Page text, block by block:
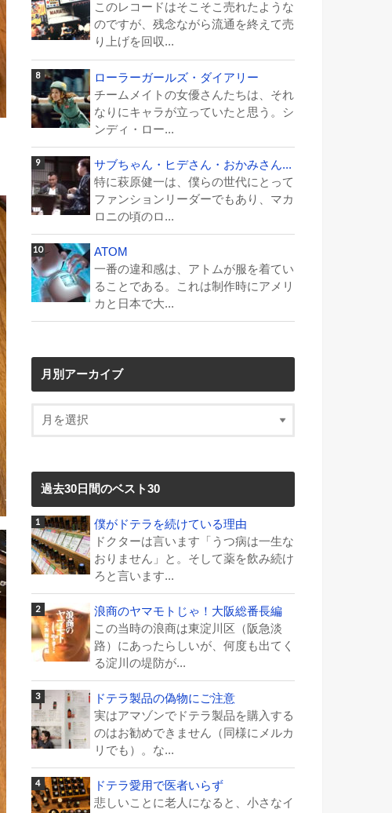
このレコードはそこそこ売れたような
のですが、残念ながら流通を終えて売
り上げを回収...
ローラーガールズ・ダイアリー
チームメイトの女優さんたちは、それ
なりにキャラが立っていたと思う。シ
ンディ・ロー...
サブちゃん・ヒデさん・おかみさん...
特に萩原健一は、僕らの世代にとって
ファンションリーダーでもあり、マカ
ロニの頃のロ...
ATOM
一番の違和感は、アトムが服を着てい
ることである。これは制作時にアメリ
カと日本で大...
月別アーカイブ
過去30日間のベスト30
僕がドテラを続けている理由
ドクターは言います「うつ病は一生な
おりません」と。そして薬を飲み続け
ろと言います...
浪商のヤマモトじゃ！大阪総番長編
この当時の浪商は東淀川区（阪急淡
路）にあったらしいが、何度も出てく
る淀川の堤防が...
ドテラ製品の偽物にご注意
実はアマゾンでドテラ製品を購入する
のはお勧めできません（同様にメルカ
リでも）。な...
ドテラ愛用で医者いらず
悲しいことに老人になると、小さなイ